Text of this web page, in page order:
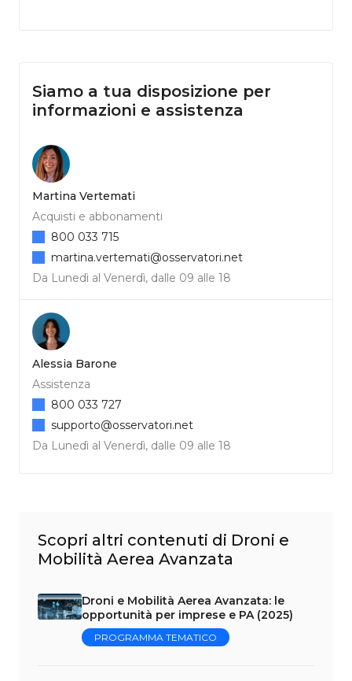
Siamo a tua disposizione per
informazioni e assistenza
Martina Vertemati
Acquisti e abbonamenti
Da Lunedì al Venerdì, dalle 09 alle 18
800 033 715
martina.vertemati@osservatori.net
Alessia Barone
Assistenza
Da Lunedì al Venerdì, dalle 09 alle 18
800 033 727
supporto@osservatori.net
Scopri altri contenuti di Droni e
Mobilità Aerea Avanzata
Droni e Mobilità Aerea Avanzata: le
opportunità per imprese e PA (2025)
PROGRAMMA TEMATICO